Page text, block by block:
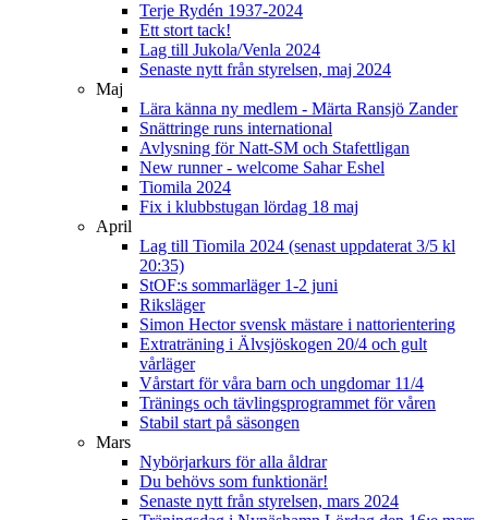
Terje Rydén 1937-2024
Ett stort tack!
Lag till Jukola/Venla 2024
Senaste nytt från styrelsen, maj 2024
Maj
Lära känna ny medlem - Märta Ransjö Zander
Snättringe runs international
Avlysning för Natt-SM och Stafettligan
New runner - welcome Sahar Eshel
Tiomila 2024
Fix i klubbstugan lördag 18 maj
April
Lag till Tiomila 2024 (senast uppdaterat 3/5 kl
20:35)
StOF:s sommarläger 1-2 juni
Riksläger
Simon Hector svensk mästare i nattorientering
Extraträning i Älvsjöskogen 20/4 och gult
vårläger
Vårstart för våra barn och ungdomar 11/4
Tränings och tävlingsprogrammet för våren
Stabil start på säsongen
Mars
Nybörjarkurs för alla åldrar
Du behövs som funktionär!
Senaste nytt från styrelsen, mars 2024